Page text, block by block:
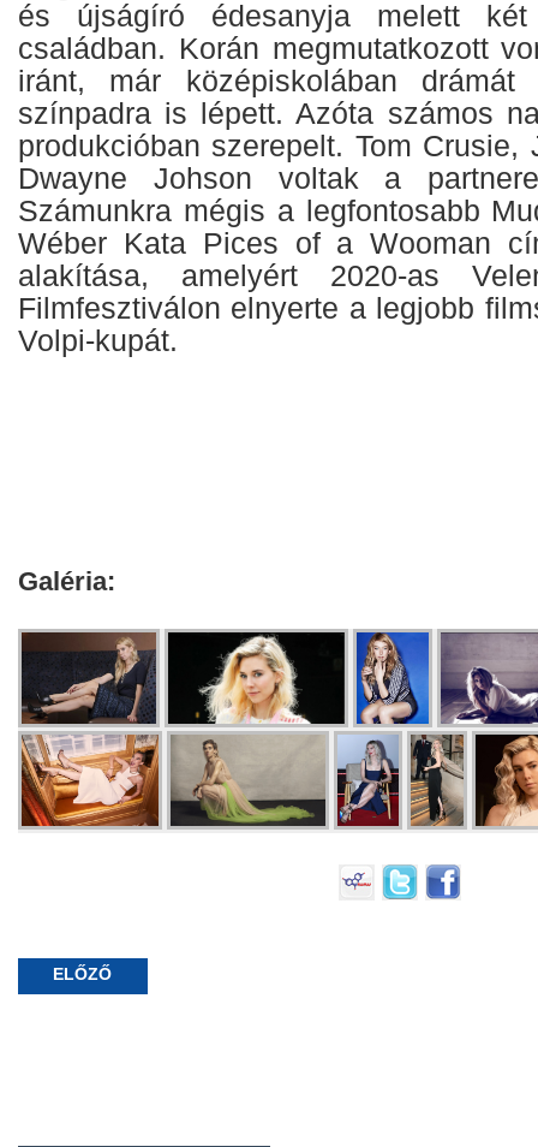
és újságíró édesanyja melett
családban. Korán megmutatkozott
iránt, már középiskolában
színpadra is lépett. Azóta számos
produkcióban szerepelt. Tom Crusie,
Dwayne Johson voltak a
Számunkra mégis a legfontosabb
Wéber Kata Pices of a Wooman
alakítása, amelyért 2020-as
Filmfesztiválon elnyerte a legjobb
Volpi-kupát.
Galéria:
ELŐZŐ